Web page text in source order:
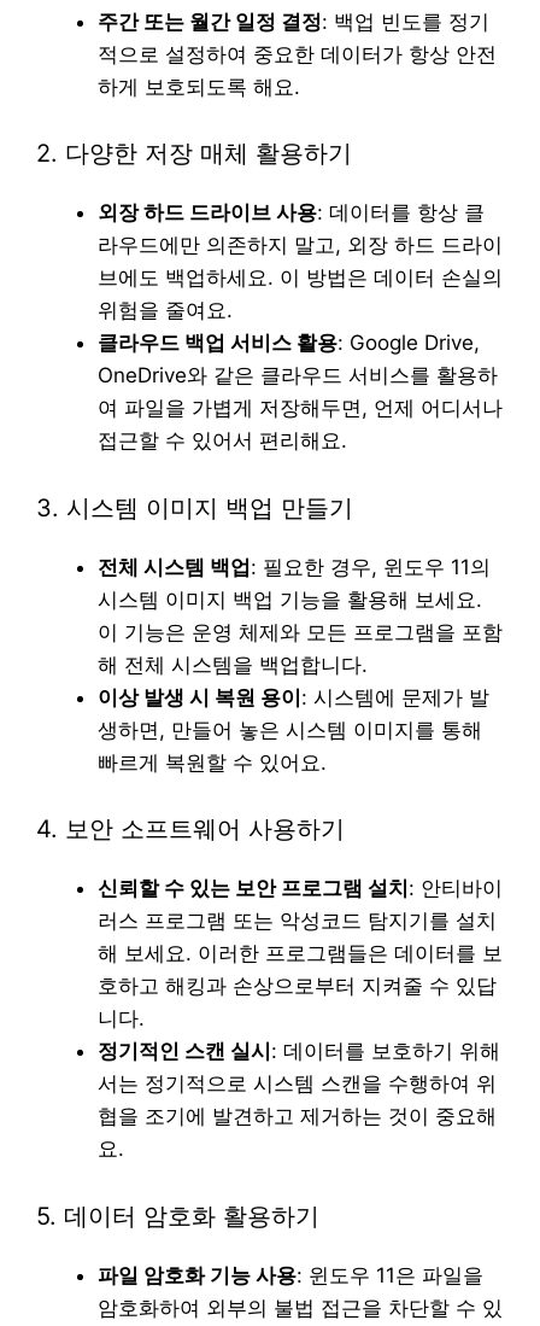
주간 또는 월간 일정 결정: 백업 빈도를 정기
적으로 설정하여 중요한 데이터가 항상 안전
하게 보호되도록 해요.
2. 다양한 저장 매체 활용하기
외장 하드 드라이브 사용: 데이터를 항상 클
라우드에만 의존하지 말고, 외장 하드 드라이
브에도 백업하세요. 이 방법은 데이터 손실의
위험을 줄여요.
클라우드 백업 서비스 활용: Google Drive,
OneDrive와 같은 클라우드 서비스를 활용하
여 파일을 가볍게 저장해두면, 언제 어디서나
접근할 수 있어서 편리해요.
3. 시스템 이미지 백업 만들기
전체 시스템 백업: 필요한 경우, 윈도우 11의
시스템 이미지 백업 기능을 활용해 보세요.
이 기능은 운영 체제와 모든 프로그램을 포함
해 전체 시스템을 백업합니다.
이상 발생 시 복원 용이: 시스템에 문제가 발
생하면, 만들어 놓은 시스템 이미지를 통해
빠르게 복원할 수 있어요.
4. 보안 소프트웨어 사용하기
신뢰할 수 있는 보안 프로그램 설치 : 안티바이
러스 프로그램 또는 악성코드 탐지기를 설치
해 보세요. 이러한 프로그램들은 데이터를 보
호하고 해킹과 손상으로부터 지켜줄 수 있답
니다.
정기적인 스캔 실시 : 데이터를 보호하기 위해
서는 정기적으로 시스템 스캔을 수행하여 위
협을 조기에 발견하고 제거하는 것이 중요해
요.
5. 데이터 암호화 활용하기
파일 암호화 기능 사용: 윈도우 11은 파일을
암호화하여 외부의 불법 접근을 차단할 수 있